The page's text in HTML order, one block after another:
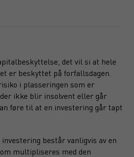
det vil si at hele
er beskyttet på forfallsdagen.
i plasseringen som er
ikke blir insolvent eller går
føre til at en investering går tapt
består vanligvis av en
multipliseres med den